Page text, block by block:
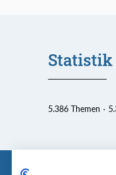
Statistik
5.386 Themen